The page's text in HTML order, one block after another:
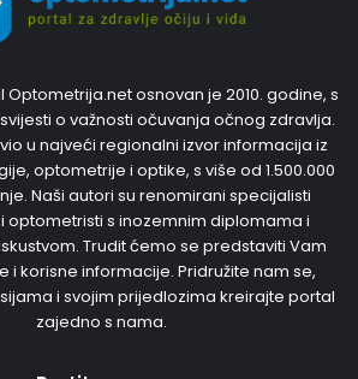
osnovan je 2010. godine, s
o važnosti očuvanja očnog zdravlja.
u najveći regionalni izvor informacija iz
optometrije i optike, s više od 1.500.000
Naši autori su renomirani specijalisti
optometristi s inozemnim diplomama i
Trudit ćemo se predstaviti Vam
i korisne informacije. Pridružite nam se,
i svojim prijedlozima kreirajte portal
zajedno s nama.